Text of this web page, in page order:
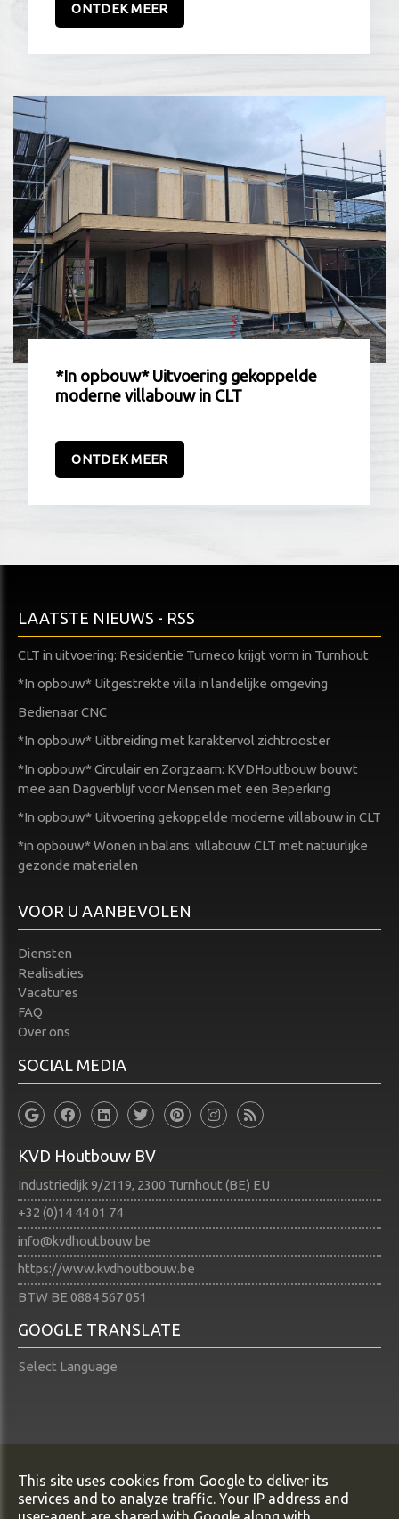
ONTDEK MEER
*In opbouw* Uitvoering gekoppelde
moderne villabouw in CLT
ONTDEK MEER
LAATSTE NIEUWS - RSS
CLT in uitvoering: Residentie Turneco krijgt vorm in Turnhout
*In opbouw* Uitgestrekte villa in landelijke omgeving
Bedienaar CNC
*In opbouw* Uitbreiding met karaktervol zichtrooster
*In opbouw* Circulair en Zorgzaam: KVDHoutbouw bouwt
mee aan Dagverblijf voor Mensen met een Beperking
*In opbouw* Uitvoering gekoppelde moderne villabouw in CLT
*in opbouw* Wonen in balans: villabouw CLT met natuurlijke
gezonde materialen
VOOR U AANBEVOLEN
Diensten
Realisaties
Vacatures
FAQ
Over ons
SOCIAL MEDIA
KVD Houtbouw BV
Industriedijk 9/2119, 2300 Turnhout (BE) EU
+32 (0)14 44 01 74​​​​​​​
info@kvdhoutbouw.be
https://www.kvdhoutbouw.be
BTW BE 0884 567 051
GOOGLE TRANSLATE
Select Language
Privacy & Cookies
UP-TO-DATE WebDesign
This site uses cookies from Google to deliver its
services and to analyze traffic. Your IP address and